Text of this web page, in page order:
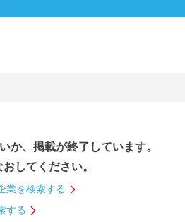
か、掲載が終了しています。
してください。
業を検索する
する